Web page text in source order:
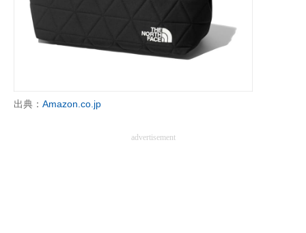
経営リーダーのコミュニティ
ITエンジニア向け専門サイト
企業向けIT製品の総合サイト
出典： Amazon.co.jp
advertisement